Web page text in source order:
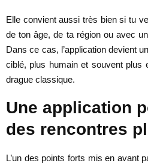
Elle convient aussi très bien si tu
de ton âge, de ta région ou avec
Dans ce cas, l’application devient
ciblé, plus humain et souvent plus
drague classique.
Une application
des rencontres
L’un des points forts mis en avant